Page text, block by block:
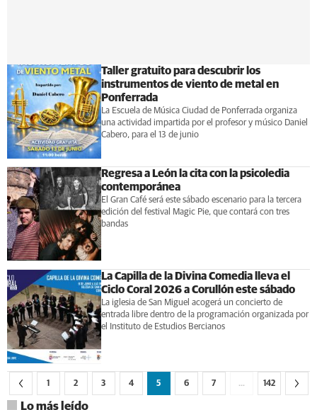
Taller gratuito para descubrir los
instrumentos de viento de metal en
Ponferrada
La Escuela de Música Ciudad de Ponferrada organiza
una actividad impartida por el profesor y músico Daniel
Cabero, para el 13 de junio
Regresa a León la cita con la psicoledia
contemporánea
El Gran Café será este sábado escenario para la tercera
edición del festival Magic Pie, que contará con tres
bandas
La Capilla de la Divina Comedia lleva el
Ciclo Coral 2026 a Corullón este sábado
La iglesia de San Miguel acogerá un concierto de
entrada libre dentro de la programación organizada por
el Instituto de Estudios Bercianos
1 2 3 4 5 6 7 … 142
Lo más leído